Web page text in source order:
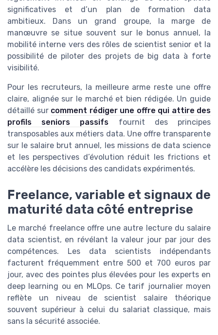
significatives et d’un plan de formation data
ambitieux. Dans un grand groupe, la marge de
manœuvre se situe souvent sur le bonus annuel, la
mobilité interne vers des rôles de scientist senior et la
possibilité de piloter des projets de big data à forte
visibilité.
Pour les recruteurs, la meilleure arme reste une offre
claire, alignée sur le marché et bien rédigée. Un guide
détaillé sur comment rédiger une offre qui attire des
profils seniors passifs fournit des principes
transposables aux métiers data. Une offre transparente
sur le salaire brut annuel, les missions de data science
et les perspectives d’évolution réduit les frictions et
accélère les décisions des candidats expérimentés.
Freelance, variable et signaux de
maturité data côté entreprise
Le marché freelance offre une autre lecture du salaire
data scientist, en révélant la valeur jour par jour des
compétences. Les data scientists indépendants
facturent fréquemment entre 500 et 700 euros par
jour, avec des pointes plus élevées pour les experts en
deep learning ou en MLOps. Ce tarif journalier moyen
reflète un niveau de scientist salaire théorique
souvent supérieur à celui du salariat classique, mais
sans la sécurité associée.